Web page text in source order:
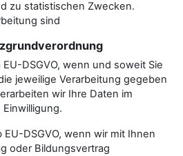
zu statistischen Zwecken.
sind
DSGVO, wenn und soweit Sie
jeweilige Verarbeitung gegeben
wir Ihre Daten im
DSGVO, wenn wir mit Ihnen
oder Bildungsvertrag